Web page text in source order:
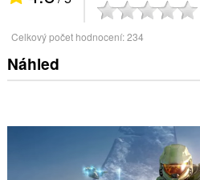
Celkový počet hodnocení:234
Náhled